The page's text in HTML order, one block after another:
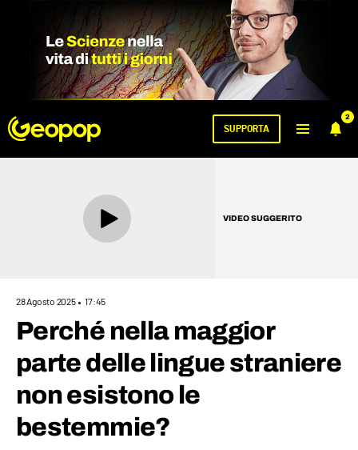
2
SUPPORTA
VIDEO SUGGERITO
28 Agosto 2025 17:45
Perché nella maggior
parte delle lingue straniere
non esistono le
bestemmie?